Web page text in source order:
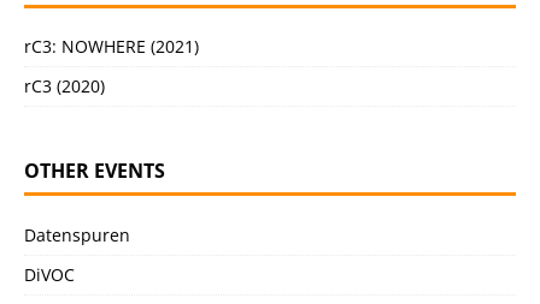
rC3: NOWHERE (2021)
rC3 (2020)
OTHER EVENTS
Datenspuren
DiVOC